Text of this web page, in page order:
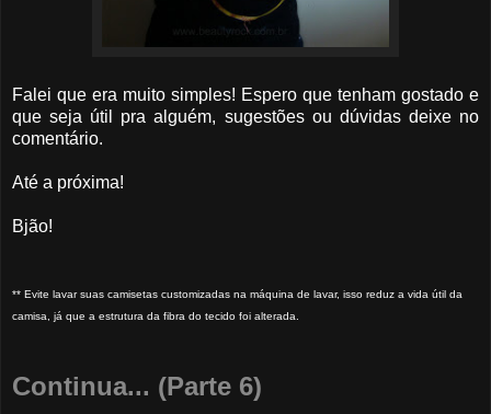
Falei que era muito simples! Espero que tenham gostado e
que seja útil pra alguém, sugestões ou dúvidas deixe no
comentário.
Até a próxima!
Bjão!
** Evite lavar suas camisetas customizadas na máquina de lavar, isso reduz a vida útil da
camisa, já que a estrutura da fibra do tecido foi alterada.
Continua... (Parte 6)